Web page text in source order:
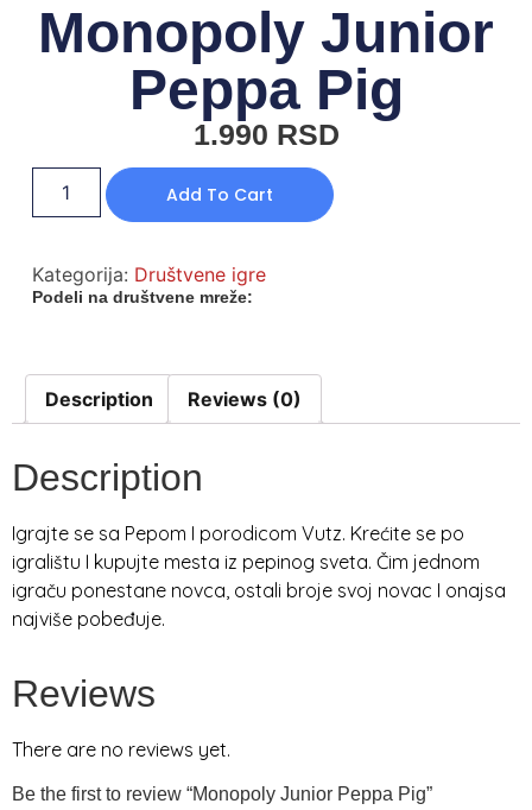
Monopoly Junior
Peppa Pig
1.990 RSD
Add To Cart
Kategorija: Društvene igre
Podeli na društvene mreže:
Description Reviews (0)
Description
Igrajte se sa Pepom I porodicom Vutz. Krećite se po
igralištu I kupujte mesta iz pepinog sveta. Čim jednom
igraču ponestane novca, ostali broje svoj novac I onajsa
najviše pobeđuje.
Reviews
There are no reviews yet.
Be the first to review “Monopoly Junior Peppa Pig”